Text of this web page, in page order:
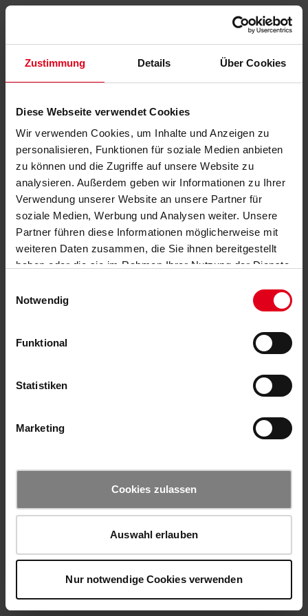
Zustimmung Details Über Cookies
Diese Webseite verwendet Cookies
Wir verwenden Cookies, um Inhalte und Anzeigen zu
personalisieren, Funktionen für soziale Medien anbieten
zu können und die Zugriffe auf unsere Website zu
analysieren. Außerdem geben wir Informationen zu Ihrer
Verwendung unserer Website an unsere Partner für
soziale Medien, Werbung und Analysen weiter. Unsere
Partner führen diese Informationen möglicherweise mit
weiteren Daten zusammen, die Sie ihnen bereitgestellt
haben oder die sie im Rahmen Ihrer Nutzung der Dienste
Notwendig
Funktional
Statistiken
Marketing
Cookies zulassen
Auswahl erlauben
Nur notwendige Cookies verwenden